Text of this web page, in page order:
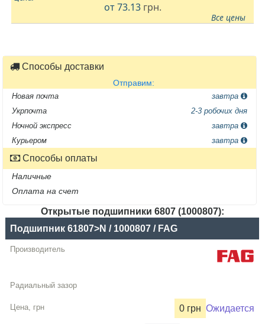
от73.13 грн.
Все цены
Способы доставки
Отправим:
Новая почта
завтра
Укрпочта
2-3 робочих дня
Ночной экспресс
завтра
Курьером
завтра
Способы оплаты
Наличные
Оплата на счет
Открытые подшипники 6807 (1000807):
Название
Производитель
зазор
Цена,
Подшипник 61807>N / 1000807 / FAG
0 грн Ожидается